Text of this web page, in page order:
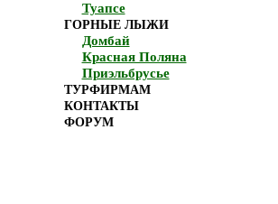
Туапсе
ГОРНЫЕ ЛЫЖИ
Домбай
Красная Поляна
Приэльбрусье
ТУРФИРМАМ
КОНТАКТЫ
ФОРУМ